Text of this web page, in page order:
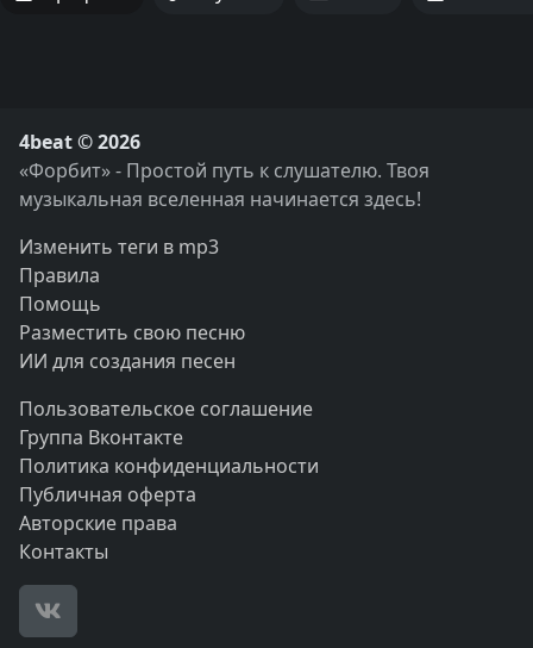
4beat © 2026
«Форбит» - Простой путь к слушателю. Твоя
музыкальная вселенная начинается здесь!
Изменить теги в mp3
Правила
Помощь
Разместить свою песню
ИИ для создания песен
Пользовательское соглашение
Группа Вконтакте
Политика конфиденциальности
Публичная оферта
Авторские права
Контакты